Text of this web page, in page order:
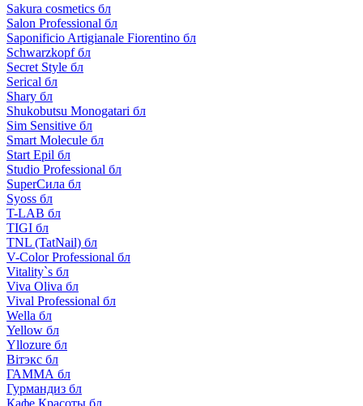
Sakura cosmetics бл
Salon Professional бл
Saponificio Artigianale Fiorentino бл
Schwarzkopf бл
Secret Style бл
Serical бл
Shary бл
Shukobutsu Monogatari бл
Sim Sensitive бл
Smart Molecule бл
Start Epil бл
Studio Professional бл
SuperСила бл
Syoss бл
T-LAB бл
TIGI бл
TNL (TatNail) бл
V-Color Professional бл
Vitality`s бл
Viva Oliva бл
Vival Professional бл
Wella бл
Yellow бл
Yllozure бл
Вiтэкс бл
ГАММА бл
Гурмандиз бл